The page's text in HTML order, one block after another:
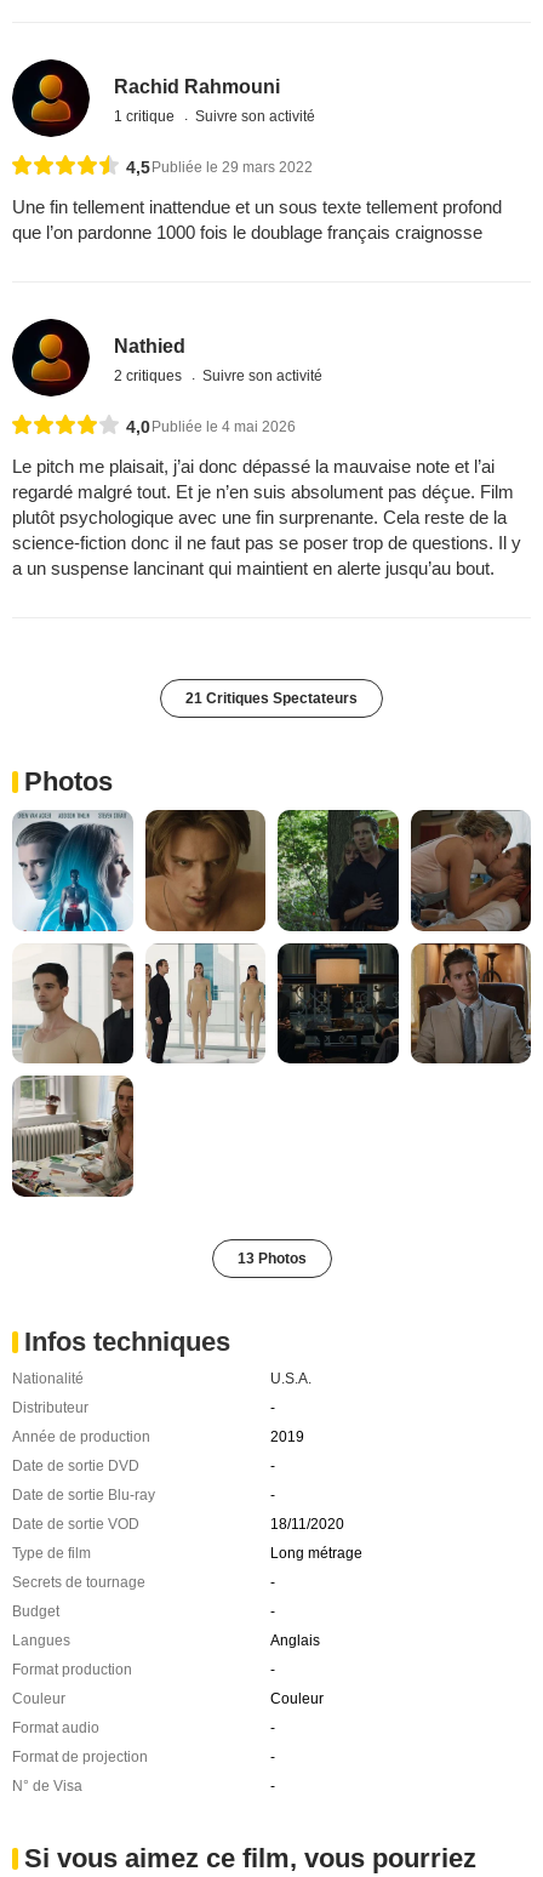
Rachid Rahmouni
1 critique Suivre son activité
4,5Publiée le 29 mars 2022
Une fin tellement inattendue et un sous texte tellement profond
que l’on pardonne 1000 fois le doublage français craignosse
Nathied
2 critiques Suivre son activité
4,0 Publiée le 4 mai 2026
Le pitch me plaisait, j’ai donc dépassé la mauvaise note et l’ai
regardé malgré tout. Et je n’en suis absolument pas déçue. Film
plutôt psychologique avec une fin surprenante. Cela reste de la
science-fiction donc il ne faut pas se poser trop de questions. Il y
a un suspense lancinant qui maintient en alerte jusqu’au bout.
21 Critiques Spectateurs
Photos
13 Photos
Infos techniques
Nationalité
U.S.A.
Distributeur
-
Année de production
2019
Date de sortie DVD
-
Date de sortie Blu-ray
-
Date de sortie VOD
18/11/2020
Type de film
Long métrage
Secrets de tournage
-
Budget
-
Langues
Anglais
Format production
-
Couleur
Couleur
Format audio
-
Format de projection
-
N° de Visa
-
Si vous aimez ce film, vous pourriez